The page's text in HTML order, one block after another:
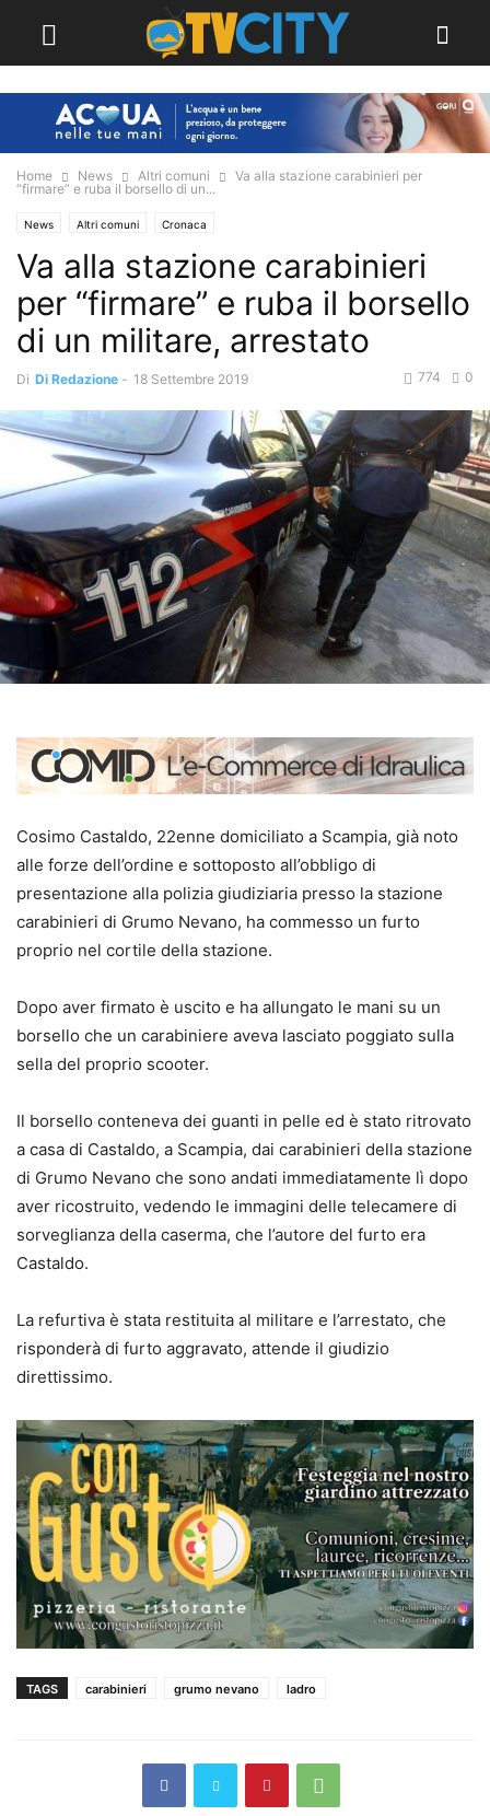
Home News Altri comuni
Va alla stazione carabinieri per
“firmare” e ruba il borsello di un...
News Altri comuni Cronaca
Va alla stazione carabinieri
per “firmare” e ruba il borsello
di un militare, arrestato
Di Di Redazione - 18 Settembre 2019 0
774
Cosimo Castaldo, 22enne domiciliato a Scampia, già noto
alle forze dell’ordine e sottoposto all’obbligo di
presentazione alla polizia giudiziaria presso la stazione
carabinieri di Grumo Nevano, ha commesso un furto
proprio nel cortile della stazione.
Dopo aver firmato è uscito e ha allungato le mani su un
borsello che un carabiniere aveva lasciato poggiato sulla
sella del proprio scooter.
Il borsello conteneva dei guanti in pelle ed è stato ritrovato
a casa di Castaldo, a Scampia, dai carabinieri della stazione
di Grumo Nevano che sono andati immediatamente lì dopo
aver ricostruito, vedendo le immagini delle telecamere di
sorveglianza della caserma, che l’autore del furto era
Castaldo.
La refurtiva è stata restituita al militare e l’arrestato, che
risponderà di furto aggravato, attende il giudizio
direttissimo.
TAGS carabinieri grumo nevano ladro